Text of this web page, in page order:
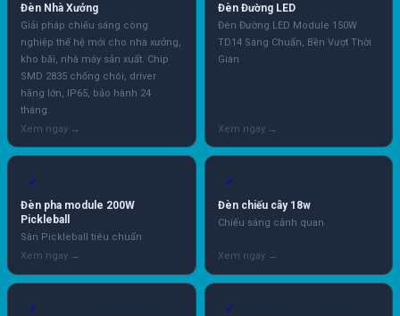
Đèn Nhà Xưởng
Giải pháp chiếu sáng công
nghiệp thế hệ mới cho nhà xưởng,
kho bãi, nhà máy sản xuất. Chip
SMD 2835 chống chói, driver
hãng lớn, IP65, bảo hành 24
tháng.
Đèn Đường LED
Đèn Đường LED Module 150W
TD14 Sáng Chuẩn, Bền Vượt Thời
Gian
✓
Đèn pha module 200W
Pickleball
Sân Pickleball tiêu chuẩn
✓
Đèn chiếu cây 18w
Chiếu sáng cảnh quan
✓ ✓